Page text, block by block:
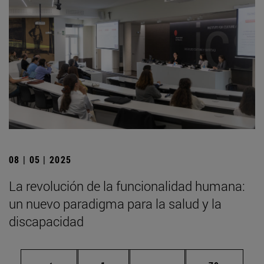
08 | 05 | 2025
La revolución de la funcionalidad humana:
un nuevo paradigma para la salud y la
discapacidad